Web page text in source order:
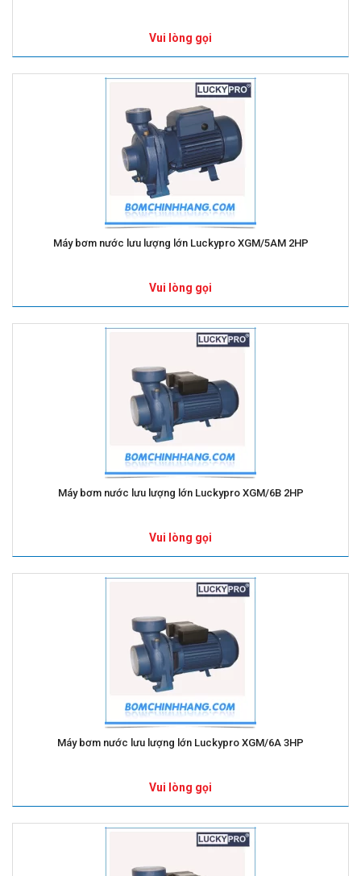
Vui lòng gọi
Máy bơm nước lưu lượng lớn Luckypro XGM/5AM 2HP
Vui lòng gọi
Máy bơm nước lưu lượng lớn Luckypro XGM/6B 2HP
Vui lòng gọi
Máy bơm nước lưu lượng lớn Luckypro XGM/6A 3HP
Vui lòng gọi